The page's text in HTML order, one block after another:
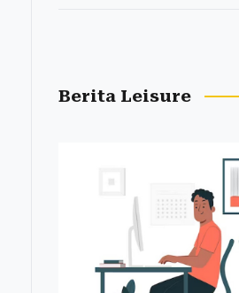
Berita Leisure